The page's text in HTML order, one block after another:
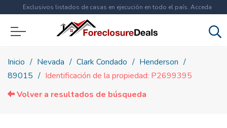
Exclusivos listados de casas en ejecución en todo el país. Acceda
ahora a
Inicio Nevada Clark Condado
Henderson
89015
Identificación de la propiedad: P2699395
Volver a resultados de búsqueda